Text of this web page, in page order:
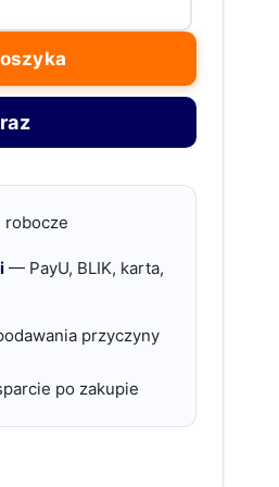
robocze
— PayU, BLIK, karta,
przyczyny
po zakupie